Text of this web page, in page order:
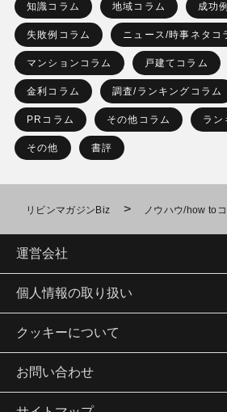
知識コラム 地域コラム 成功
失敗例コラム ニュース/時事ネタコ
マンションコラム 戸建てコラム
金利コラム 調査/ランキングコラム
PRコラム その他コラム ラン
その他 書評
リビンマガジンBiz > ノウハウ/how to
運営会社
個人情報の取り扱い
クッキーについて
お問い合わせ